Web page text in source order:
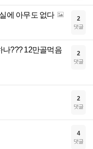
에 아무도 없다 2
댓글
나??? 12만골먹음
2
댓글
2
댓글
4
댓글